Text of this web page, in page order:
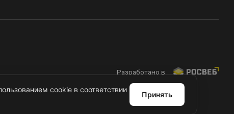
Разработано в
cookie в соответствии
Принять